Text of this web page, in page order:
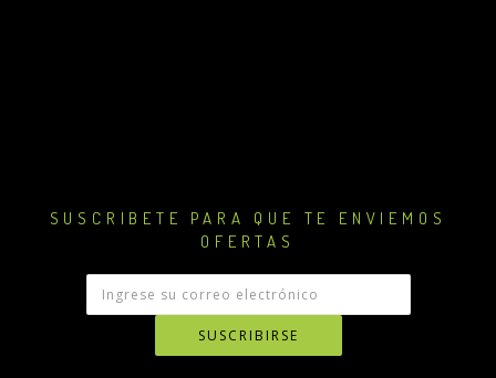
SUSCRIBETE PARA QUE TE ENVIEMOS
OFERTAS
SUSCRIBIRSE